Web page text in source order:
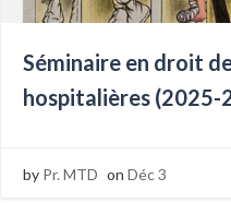
Séminaire en droit
hospitalières (2025-
by Pr. MTD on Déc 3